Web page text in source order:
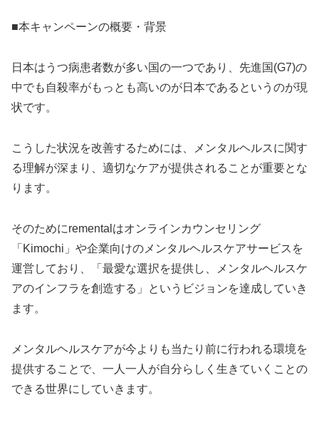
■本キャンペーンの概要・背景
日本はうつ病患者数が多い国の一つであり、先進国(G7)の
中でも自殺率がもっとも高いのが日本であるというのが現
状です。
こうした状況を改善するためには、メンタルヘルスに関す
る理解が深まり、適切なケアが提供されることが重要とな
ります。
そのためにrementalはオンラインカウンセリング
「Kimochi」や企業向けのメンタルヘルスケアサービスを
運営しており、「最愛な選択を提供し、メンタルヘルスケ
アのインフラを創造する」というビジョンを達成していき
ます。
メンタルヘルスケアが今よりも当たり前に行われる環境を
提供することで、一人一人が自分らしく生きていくことの
できる世界にしていきます。